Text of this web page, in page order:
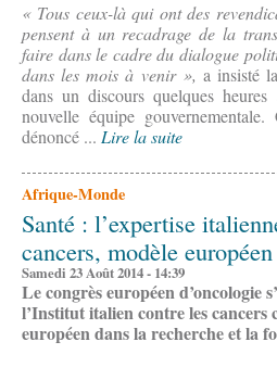
« Tous ceux-là qui ont des
pensent à un recadrage de la
faire dans le cadre du dialogue
dans les mois à venir », a insisté
dans un discours quelques
nouvelle équipe
dénoncé ... Lire la suite
Afrique-Monde
Santé : l’expertise
cancers, modèle européen
Samedi 23 Août 2014 - 14:39
Le congrès européen d’oncologie
l’Institut italien contre les cancers
européen dans la recherche et la